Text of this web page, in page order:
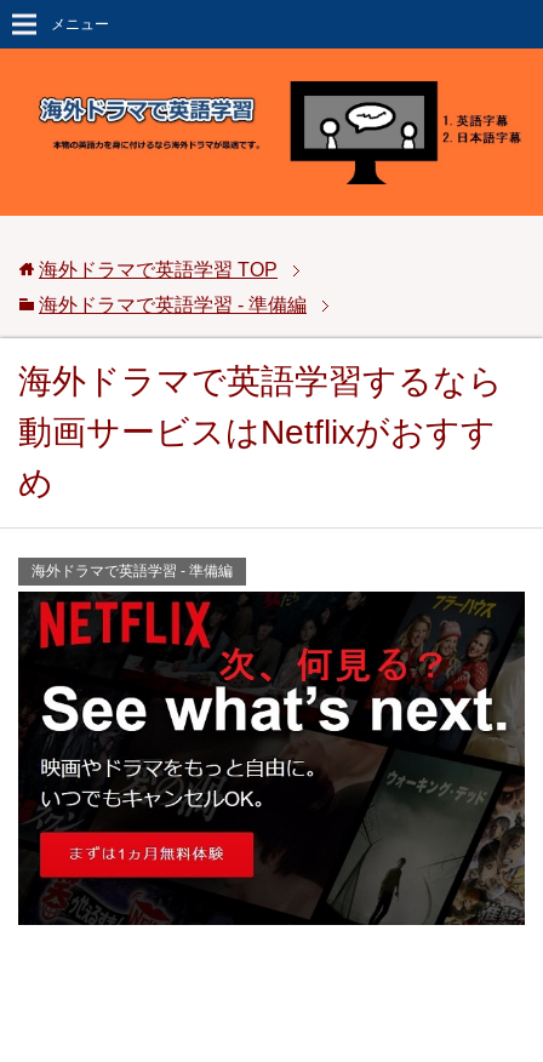
メニュー
海外ドラマで英語学習 TOP
海外ドラマで英語学習 - 準備編
海外ドラマで英語学習するなら
動画サービスはNetflixがおすす
め
海外ドラマで英語学習 - 準備編